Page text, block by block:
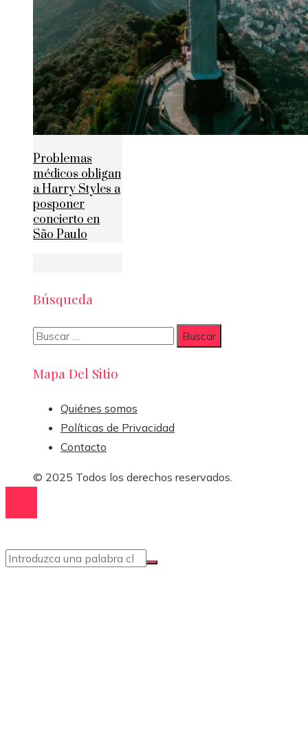
Problemas
médicos obligan
a Harry Styles a
posponer
concierto en
São Paulo
Búsqueda
Buscar:
Mapa Del Sitio
Quiénes somos
Políticas de Privacidad
Contacto
© 2025 Todos los derechos reservados.